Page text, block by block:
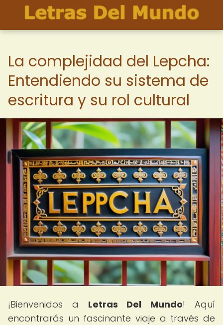
La complejidad del Lepcha:
Entendiendo su sistema de
escritura y su rol cultural
¡Bienvenidos a Letras Del Mundo! Aquí
encontrarás un fascinante viaje a través de